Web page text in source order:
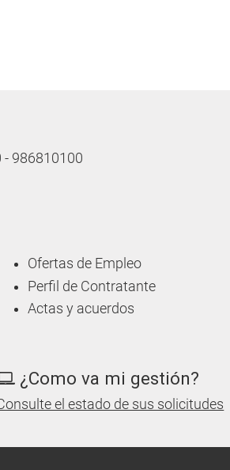
- 986810100
Ofertas de Empleo
Perfil de Contratante
Actas y acuerdos
¿Como va mi gestión?
el estado de sus solicitudes